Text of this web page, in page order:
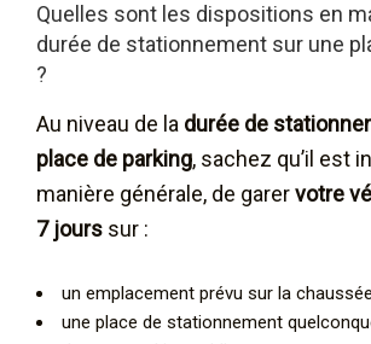
Quelles sont les dispositions en
durée de stationnement sur une
?
Au niveau de la durée de
place de parking, sachez qu’il est
manière générale, de garervotre
7 jours sur :
un emplacement prévu sur la
une place de stationnement